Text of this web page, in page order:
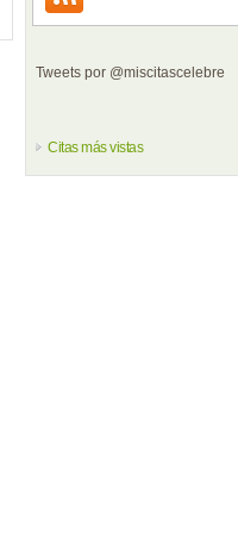
Tweets por @miscitascelebre
Citas más vistas